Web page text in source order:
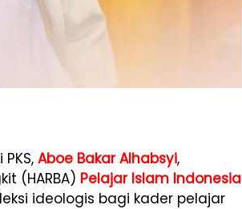
Aboe Bakar Alhabsyi,
(HARBA) Pelajar Islam Indonesia
ideologis bagi kader pelajar